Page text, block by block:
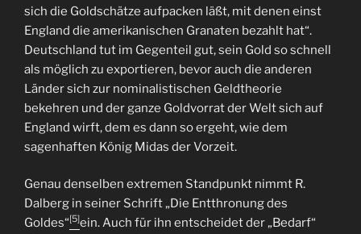
sich die Goldschätze aufpacken läßt, mit denen einst
England die amerikanischen Granaten bezahlt hat“.
Deutschland tut im Gegenteil gut, sein Gold so schnell
als möglich zu exportieren, bevor auch die anderen
Länder sich zur nominalistischen Geldtheorie
bekehren und der ganze Goldvorrat der Welt sich auf
England wirft, dem es dann so ergeht, wie dem
sagenhaften König Midas der Vorzeit.
Genau denselben extremen Standpunkt nimmt R.
Dalberg in seiner Schrift „Die Entthronung des
Goldes“[5]ein. Auch für ihn entscheidet der „Bedarf“